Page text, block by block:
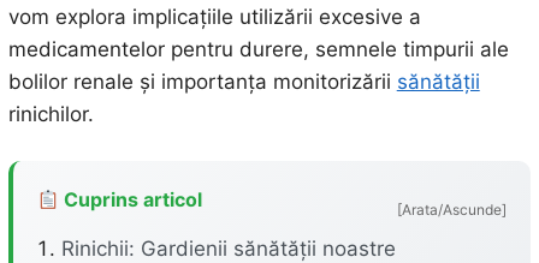
vom explora implicațiile utilizării excesive a
medicamentelor pentru durere, semnele timpurii ale
bolilor renale și importanța monitorizării sănătății
rinichilor.
Cuprins articol [Arata/Ascunde]
Rinichii: Gardienii sănătății noastre